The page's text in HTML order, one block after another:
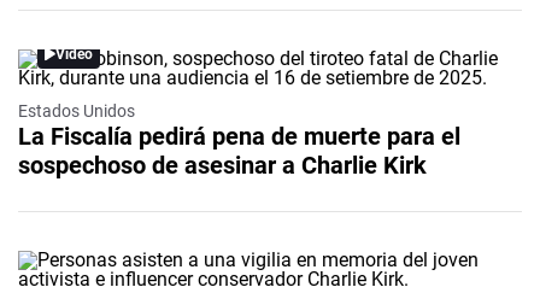
Video
Estados Unidos
La Fiscalía pedirá pena de muerte para el
sospechoso de asesinar a Charlie Kirk